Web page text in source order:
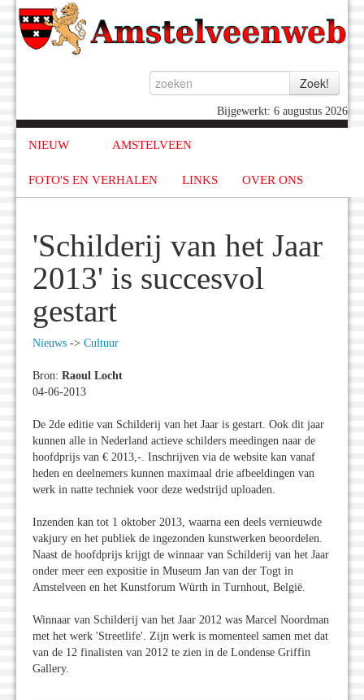
Bijgewerkt: 6 augustus 2026
NIEUW AMSTELVEEN
FOTO'S EN VERHALEN LINKS OVER ONS
'Schilderij van het Jaar
2013' is succesvol
gestart
Nieuws -> Cultuur
Bron: Raoul Locht
04-06-2013
De 2de editie van Schilderij van het Jaar is gestart. Ook dit jaar
kunnen alle in Nederland actieve schilders meedingen naar de
hoofdprijs van € 2013,-. Inschrijven via de website kan vanaf
heden en deelnemers kunnen maximaal drie afbeeldingen van
werk in natte techniek voor deze wedstrijd uploaden.
Inzenden kan tot 1 oktober 2013, waarna een deels vernieuwde
vakjury en het publiek de ingezonden kunstwerken beoordelen.
Naast de hoofdprijs krijgt de winnaar van Schilderij van het Jaar
onder meer een expositie in Museum Jan van der Togt in
Amstelveen en het Kunstforum Würth in Turnhout, België.
Winnaar van Schilderij van het Jaar 2012 was Marcel Noordman
met het werk 'Streetlife'. Zijn werk is momenteel samen met dat
van de 12 finalisten van 2012 te zien in de Londense Griffin
Gallery.